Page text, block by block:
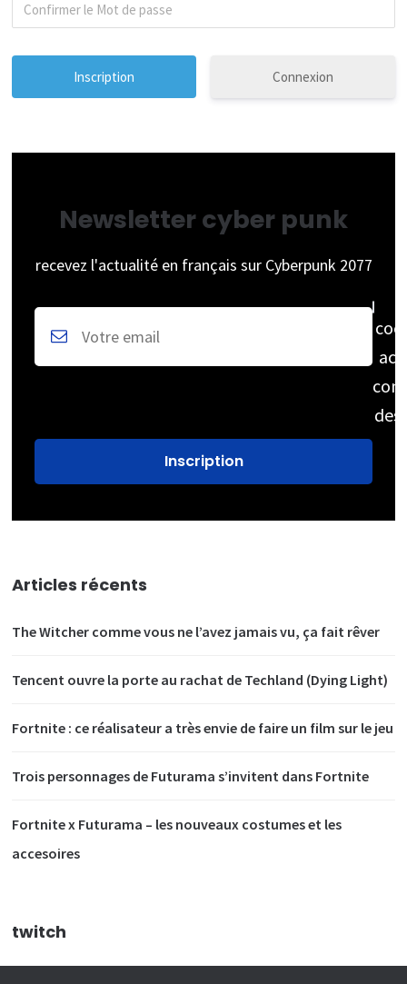
Connexion
Newsletter cyber punk
recevez l'actualité en français sur Cyberpunk 2077
des
Articles récents
The Witcher comme vous ne l’avez jamais vu, ça fait rêver
Tencent ouvre la porte au rachat de Techland (Dying Light)
Fortnite : ce réalisateur a très envie de faire un film sur le jeu
Trois personnages de Futurama s’invitent dans Fortnite
Fortnite x Futurama – les nouveaux costumes et les
accesoires
twitch